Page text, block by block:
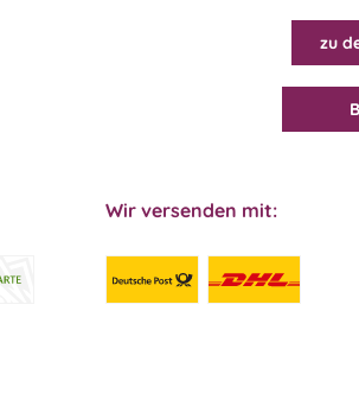
zu
Wir versenden mit: